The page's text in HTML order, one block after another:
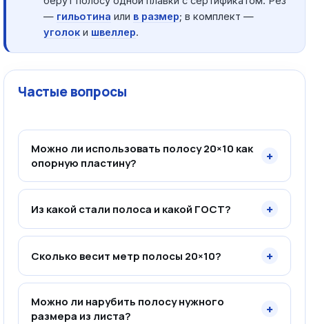
— гильотина или в размер; в комплект —
уголок и швеллер.
Частые вопросы
Можно ли использовать полосу 20×10 как
опорную пластину?
+
Из какой стали полоса и какой ГОСТ? +
Сколько весит метр полосы 20×10? +
Можно ли нарубить полосу нужного
размера из листа?
+